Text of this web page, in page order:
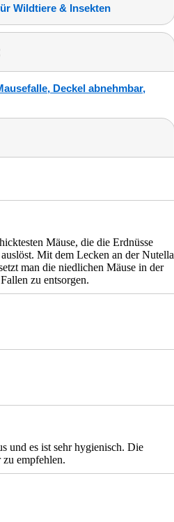
Wildtiere & Insekten
Deckel abnehmbar,
Mäuse, die die Erdnüsse
Mit dem Lecken an der Nutella
man die niedlichen Mäuse in der
zu entsorgen.
und es ist sehr hygienisch. Die
empfehlen.